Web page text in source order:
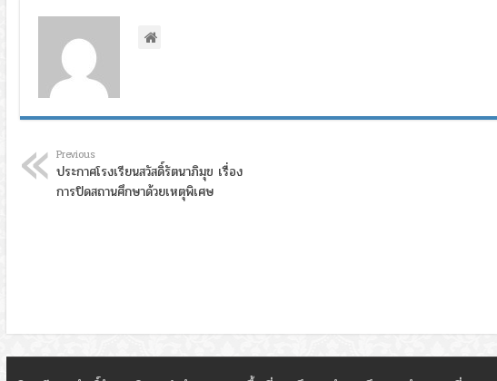
Previous
ประกาศโรงเรียนสวัสดิ์รัตนาภิมุข เรื่อง
การปิดสถานศึกษาด้วยเหตุพิเศษ